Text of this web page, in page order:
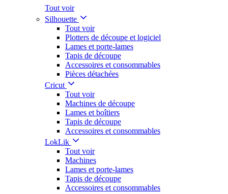
Tout voir
Silhouette
Tout voir
Plotters de découpe et logiciel
Lames et porte-lames
Tapis de découpe
Accessoires et consommables
Pièces détachées
Cricut
Tout voir
Machines de découpe
Lames et boîtiers
Tapis de découpe
Accessoires et consommables
LokLik
Tout voir
Machines
Lames et porte-lames
Tapis de découpe
Accessoires et consommables